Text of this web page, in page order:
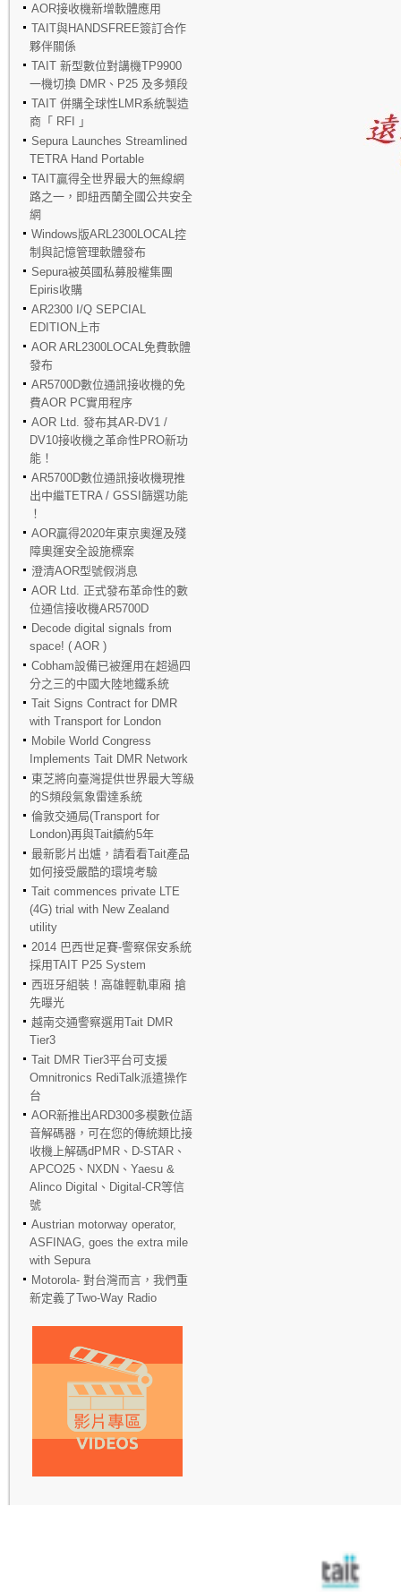
AOR接收機新增軟體應用
TAIT與HANDSFREE簽訂合作
夥伴關係
TAIT 新型數位對講機TP9900
一機切換 DMR、P25 及多頻段
TAIT 併購全球性LMR系統製造
商「 RFI 」
Sepura Launches Streamlined
TETRA Hand Portable
TAIT贏得全世界最大的無線網
路之一，即紐西蘭全國公共安全
網
Windows版ARL2300LOCAL控
制與記憶管理軟體發布
Sepura被英國私募股權集團
Epiris收購
AR2300 I/Q SEPCIAL
EDITION上市
AOR ARL2300LOCAL免費軟體
發布
AR5700D數位通訊接收機的免
費AOR PC實用程序
AOR Ltd. 發布其AR-DV1 /
DV10接收機之革命性PRO新功
能！
AR5700D數位通訊接收機現推
出中繼TETRA / GSSI篩選功能
！
AOR贏得2020年東京奧運及殘
障奧運安全設施標案
澄清AOR型號假消息
AOR Ltd. 正式發布革命性的數
位通信接收機AR5700D
Decode digital signals from
space! ( AOR )
Cobham設備已被運用在超過四
分之三的中國大陸地鐵系統
Tait Signs Contract for DMR
with Transport for London
Mobile World Congress
Implements Tait DMR Network
東芝將向臺灣提供世界最大等級
的S頻段氣象雷達系統
倫敦交通局(Transport for
London)再與Tait續約5年
最新影片出爐，請看看Tait產品
如何接受嚴酷的環境考驗
Tait commences private LTE
(4G) trial with New Zealand
utility
2014 巴西世足賽-警察保安系統
採用TAIT P25 System
西班牙組裝！高雄輕軌車廂 搶
先曝光
越南交通警察選用Tait DMR
Tier3
Tait DMR Tier3平台可支援
Omnitronics RediTalk派遣操作
台
AOR新推出ARD300多模數位語
音解碼器，可在您的傳統類比接
收機上解碼dPMR、D-STAR、
APCO25、NXDN、Yaesu &
Alinco Digital、Digital-CR等信
號
Austrian motorway operator,
ASFINAG, goes the extra mile
with Sepura
Motorola- 對台灣而言，我們重
新定義了Two-Way Radio